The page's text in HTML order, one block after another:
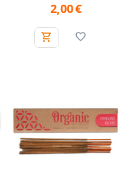
2,00€